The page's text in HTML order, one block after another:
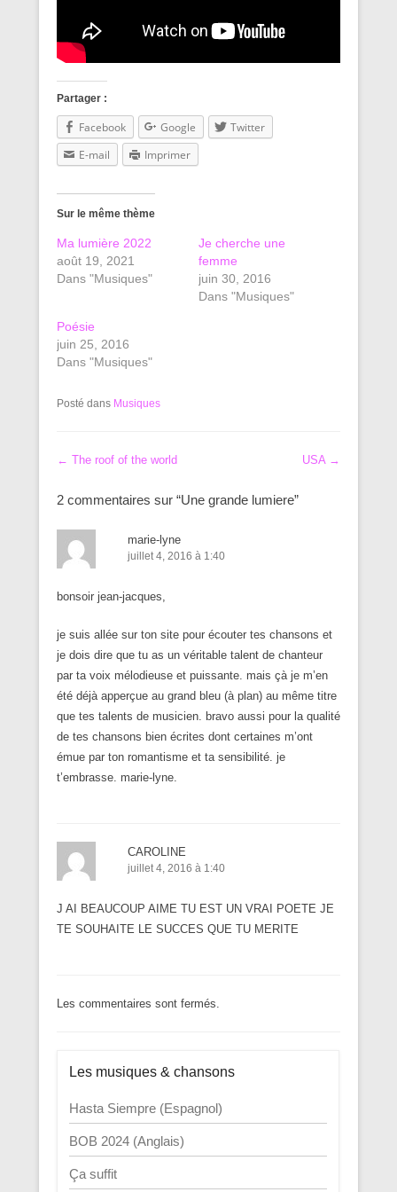
Partager :
Facebook Google
Twitter
E-mail
Imprimer
Sur le même thème
Ma lumière 2022
août 19, 2021
Dans "Musiques"
Je cherche une
femme
juin 30, 2016
Dans "Musiques"
Poésie
juin 25, 2016
Dans "Musiques"
Posté dans Musiques
Navigation dans les articles
← The roof of the world USA →
2 commentaires sur “Une grande lumiere”
marie-lyne
juillet 4, 2016 à 1:40
bonsoir jean-jacques,
je suis allée sur ton site pour écouter tes chansons et
je dois dire que tu as un véritable talent de chanteur
par ta voix mélodieuse et puissante. mais çà je m’en
été déjà apperçue au grand bleu (à plan) au même titre
que tes talents de musicien. bravo aussi pour la qualité
de tes chansons bien écrites dont certaines m’ont
émue par ton romantisme et ta sensibilité. je
t’embrasse. marie-lyne.
CAROLINE
juillet 4, 2016 à 1:40
J AI BEAUCOUP AIME TU EST UN VRAI POETE JE
TE SOUHAITE LE SUCCES QUE TU MERITE
Les commentaires sont fermés.
Les musiques & chansons
Hasta Siempre (Espagnol)
BOB 2024 (Anglais)
Ça suffit